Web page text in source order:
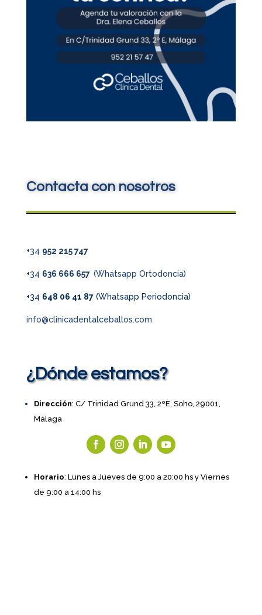
Contacta con nosotros
+34 952 215 747
+34 636 666 657 (Whatsapp Ortodoncia)
+34 648 06 41 87(Whatsapp Periodoncia)
info@clinicadentalceballos.com
¿Dónde estamos?
Dirección: C/ Trinidad Grund 33, 2ºE, Soho, 29001,
Málaga
Horario: Lunes a Jueves de 9:00 a 20:00 hs y Viernes
de 9:00 a 14:00 hs